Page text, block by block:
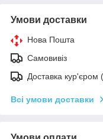
Умови доставки
Нова Пошта
Самовивіз
Доставка кур'єром
Всі умови доставки